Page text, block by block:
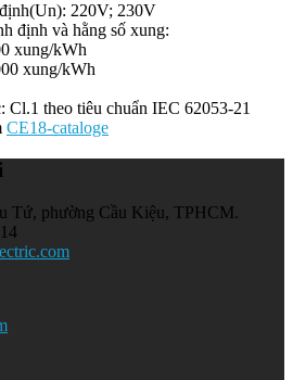
220V; 230V
định và hằng số xung:
xung/kWh
xung/kWh
Cl.1 theo tiêu chuẩn IEC 62053-21
CE18-cataloge
Tứ, phường Cầu Kiệu, TPHCM.